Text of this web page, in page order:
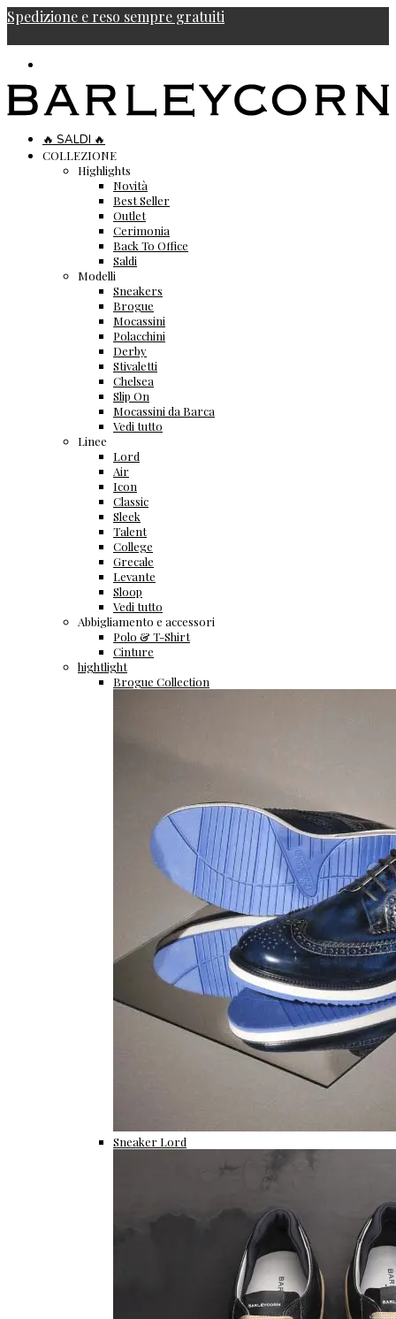
Spedizione e reso sempre gratuiti
🔥 SALDI 🔥
COLLEZIONE
Highlights
Novità
Best Seller
Outlet
Cerimonia
Back To Office
Saldi
Modelli
Sneakers
Brogue
Mocassini
Polacchini
Derby
Stivaletti
Chelsea
Slip On
Mocassini da Barca
Vedi tutto
Linee
Lord
Air
Icon
Classic
Sleek
Talent
College
Grecale
Levante
Sloop
Vedi tutto
Abbigliamento e accessori
Polo & T-Shirt
Cinture
hightlight
Brogue Collection
Sneaker Lord